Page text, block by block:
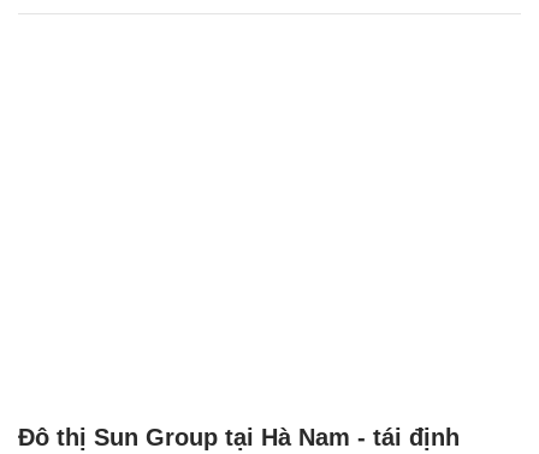
Đô thị Sun Group tại Hà Nam - tái định